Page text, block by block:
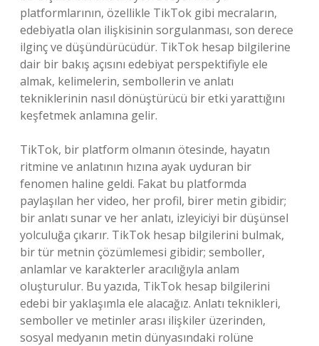
platformlarının, özellikle TikTok gibi mecraların,
edebiyatla olan ilişkisinin sorgulanması, son derece
ilginç ve düşündürücüdür. TikTok hesap bilgilerine
dair bir bakış açısını edebiyat perspektifiyle ele
almak, kelimelerin, sembollerin ve anlatı
tekniklerinin nasıl dönüştürücü bir etki yarattığını
keşfetmek anlamına gelir.
TikTok, bir platform olmanın ötesinde, hayatın
ritmine ve anlatının hızına ayak uyduran bir
fenomen haline geldi. Fakat bu platformda
paylaşılan her video, her profil, birer metin gibidir;
bir anlatı sunar ve her anlatı, izleyiciyi bir düşünsel
yolculuğa çıkarır. TikTok hesap bilgilerini bulmak,
bir tür metnin çözümlemesi gibidir; semboller,
anlamlar ve karakterler aracılığıyla anlam
oluşturulur. Bu yazıda, TikTok hesap bilgilerini
edebi bir yaklaşımla ele alacağız. Anlatı teknikleri,
semboller ve metinler arası ilişkiler üzerinden,
sosyal medyanın metin dünyasındaki rolüne